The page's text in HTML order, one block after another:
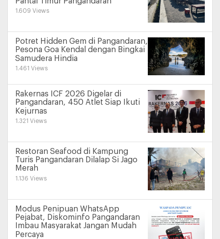
1.609 Views
Potret Hidden Gem di Pangandaran,
Pesona Goa Kendal dengan Bingkai
Samudera Hindia
1.461 Views
Rakernas ICF 2026 Digelar di
Pangandaran, 450 Atlet Siap Ikuti
Kejurnas
1.321 Views
Restoran Seafood di Kampung
Turis Pangandaran Dilalap Si Jago
Merah
1.136 Views
Modus Penipuan WhatsApp
Pejabat, Diskominfo Pangandaran
Imbau Masyarakat Jangan Mudah
Percaya